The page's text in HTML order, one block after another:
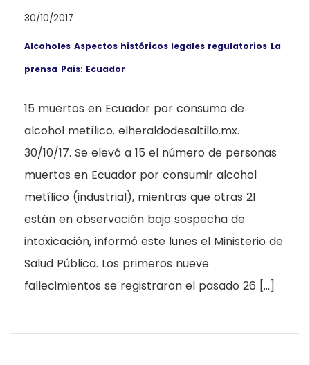
30/10/2017
Alcoholes Aspectos históricos legales regulatorios La
prensa País: Ecuador
15 muertos en Ecuador por consumo de
alcohol metílico. elheraldodesaltillo.mx.
30/10/17. Se elevó a 15 el número de personas
muertas en Ecuador por consumir alcohol
metílico (industrial), mientras que otras 21
están en observación bajo sospecha de
intoxicación, informó este lunes el Ministerio de
Salud Pública. Los primeros nueve
fallecimientos se registraron el pasado 26 […]